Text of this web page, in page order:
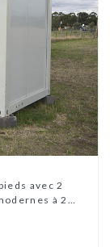
avec 2
à 2